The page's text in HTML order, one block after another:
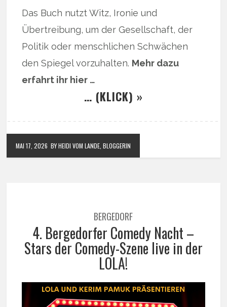
Das Buch nutzt Witz, Ironie und
Übertreibung, um der Gesellschaft, der
Politik oder menschlichen Schwächen
den Spiegel vorzuhalten. Mehr dazu
erfahrt ihr hier …
… (KLICK) »
MAI 17, 2026 BY HEIDI VOM LANDE, BLOGGERIN
BERGEDORF
4. Bergedorfer Comedy Nacht –
Stars der Comedy-Szene live in der
LOLA!